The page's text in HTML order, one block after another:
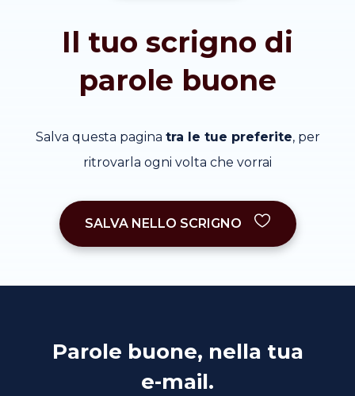
Il tuo scrigno di
parole buone
Salva questa pagina tra le tue preferite, per
ritrovarla ogni volta che vorrai
SALVA NELLO SCRIGNO
Parole buone, nella tua
e-mail.